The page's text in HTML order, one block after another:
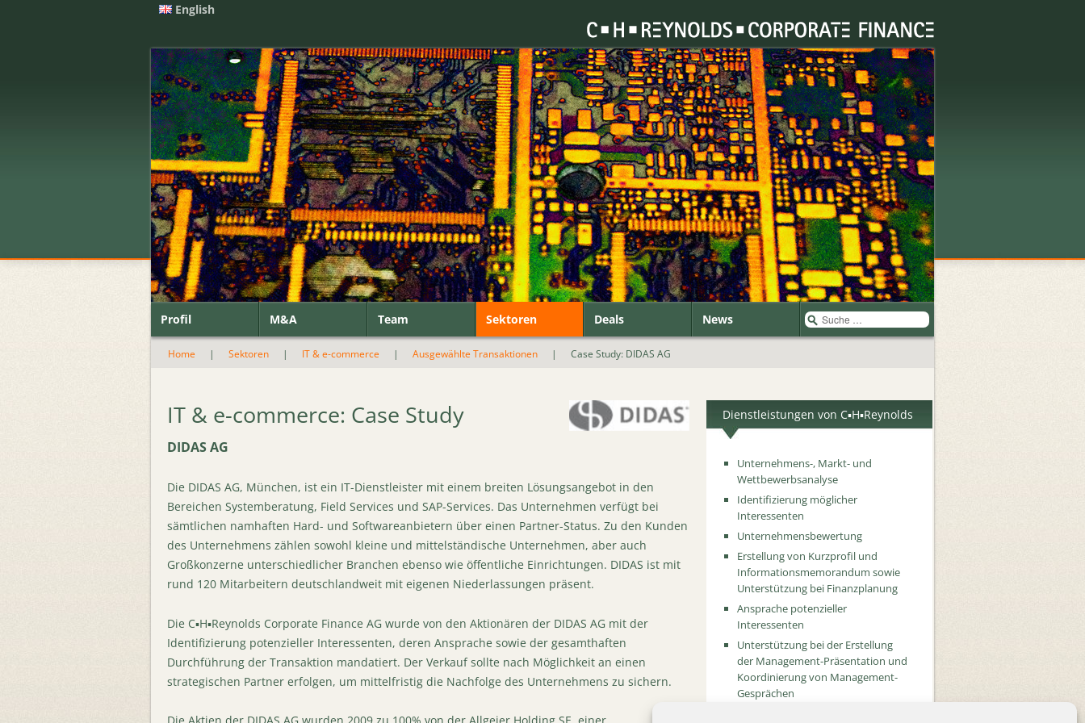
English
Profil M&A Team Sektoren Deals News Suche
Home | Sektoren | IT & e-commerce | Ausgewählte Transaktionen | Case Study: DIDAS AG
IT & e-commerce: Case Study
DIDAS AG
Die DIDAS AG, München, ist ein IT-Dienstleister mit einem breiten Lösungsangebot in den
Bereichen Systemberatung, Field Services und SAP-Services. Das Unternehmen verfügt bei
sämtlichen namhaften Hard- und Softwareanbietern über einen Partner-Status. Zu den Kunden
des Unternehmens zählen sowohl kleine und mittelständische Unternehmen, aber auch
Großkonzerne unterschiedlicher Branchen ebenso wie öffentliche Einrichtungen. DIDAS ist mit
rund 120 Mitarbeitern deutschlandweit mit eigenen Niederlassungen präsent.
Die C▪H▪Reynolds Corporate Finance AG wurde von den Aktionären der DIDAS AG mit der
Identifizierung potenzieller Interessenten, deren Ansprache sowie der gesamthaften
Durchführung der Transaktion mandatiert. Der Verkauf sollte nach Möglichkeit an einen
strategischen Partner erfolgen, um mittelfristig die Nachfolge des Unternehmens zu sichern.
Dienstleistungen von C▪H▪Reynolds
Unternehmens-, Markt- und
Wettbewerbsanalyse
Identifizierung möglicher
Interessenten
Unternehmensbewertung
Erstellung von Kurzprofil und
Informationsmemorandum sowie
Unterstützung bei Finanzplanung
Ansprache potenzieller
Interessenten
Unterstützung bei der Erstellung
der Management-Präsentation und
Koordinierung von Management-
Gesprächen